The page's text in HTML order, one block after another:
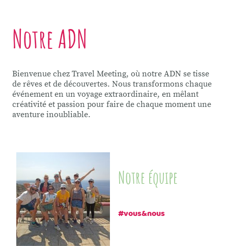
Notre ADN
Bienvenue chez Travel Meeting, où notre ADN se tisse
de rêves et de découvertes. Nous transformons chaque
événement en un voyage extraordinaire, en mêlant
créativité et passion pour faire de chaque moment une
aventure inoubliable.
Notre équipe
#vous&nous